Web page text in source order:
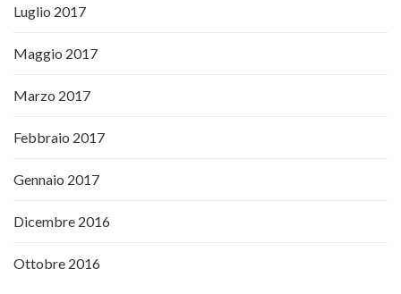
Luglio 2017
Maggio 2017
Marzo 2017
Febbraio 2017
Gennaio 2017
Dicembre 2016
Ottobre 2016